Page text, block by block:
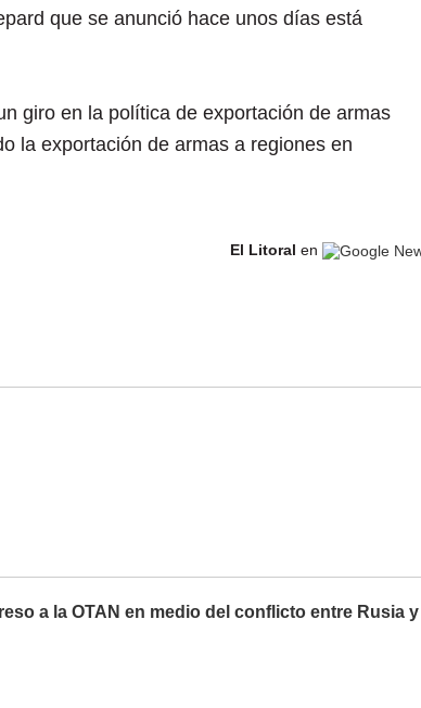
que se anunció hace unos días está
giro en la política de exportación de armas
la exportación de armas a regiones en
El Litoral en
a la OTAN en medio del conflicto entre Rusia y